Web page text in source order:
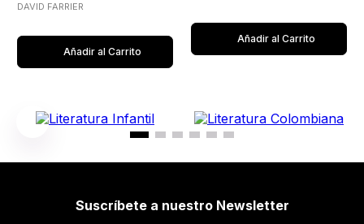
DAVID FARRIER
Añadir al Carrito
Añadir al Carrito
Suscríbete a nuestro Newsletter